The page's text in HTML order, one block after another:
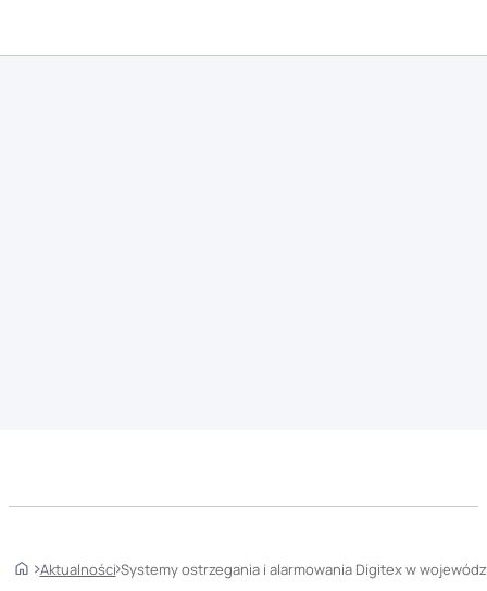
Aktualności Systemy ostrzegania i alarmowania Digitex w